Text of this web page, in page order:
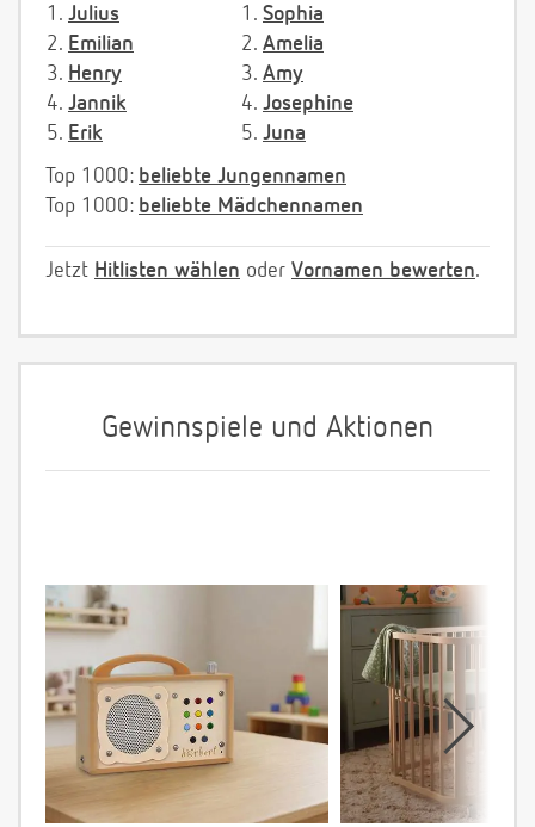
1. Julius
2. Emilian
3. Henry
4. Jannik
5. Erik
1. Sophia
2. Amelia
3. Amy
4. Josephine
5. Juna
Top 1000: beliebte Jungennamen
Top 1000: beliebte Mädchennamen
Jetzt Hitlisten wählen oder Vornamen bewerten.
Gewinnspiele und Aktionen